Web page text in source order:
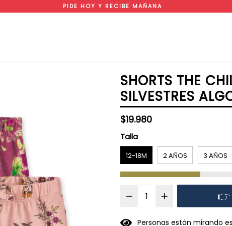
PIDE HOY Y RECIBE MAÑANA
SHORTS THE
SILVESTRES
Precio
habitual
$19.980
Talla
12-18M 2 AÑOS 3 AÑOS
👉
31 Personas están